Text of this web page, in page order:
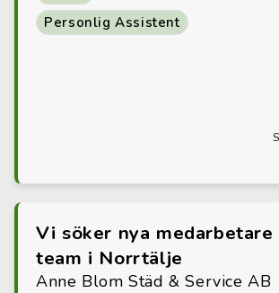
Personlig Assistent
Vi söker nya
team i Norrtälje
Anne Blom Städ & Service AB